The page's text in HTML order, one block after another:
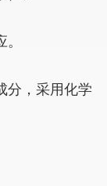
分，采用化学